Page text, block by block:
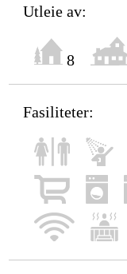
Utleie av:
8
Fasiliteter: